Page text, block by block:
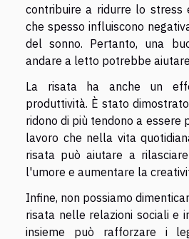
contribuire a ridurre lo stress
che spesso influiscono
del sonno. Pertanto, una
andare a letto potrebbe
La risata ha anche un
produttività. È stato
ridono di più tendono a essere
lavoro che nella vita
risata può aiutare a
l'umore e aumentare la
Infine, non possiamo
risata nelle relazioni sociali e
insieme può rafforzare i